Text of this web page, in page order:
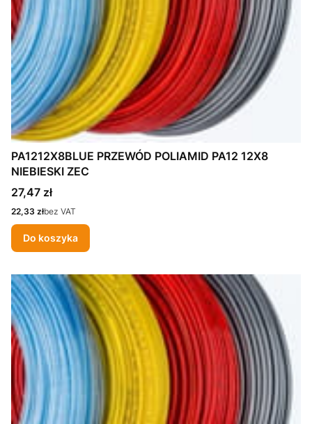
PA1212X8BLUE PRZEWÓD POLIAMID PA12 12X8
NIEBIESKI ZEC
Cena
27,47 zł
Cena
22,33 złbez VAT
Do koszyka